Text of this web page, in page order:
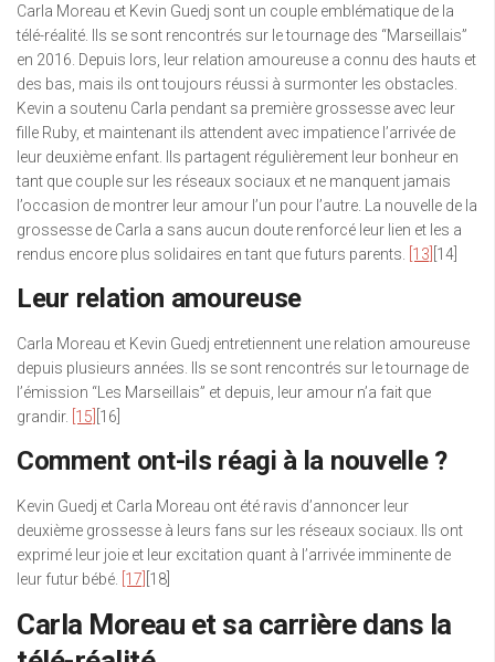
Carla Moreau et Kevin Guedj sont un couple emblématique de la
télé-réalité. Ils se sont rencontrés sur le tournage des “Marseillais”
en 2016. Depuis lors, leur relation amoureuse a connu des hauts et
des bas, mais ils ont toujours réussi à surmonter les obstacles.
Kevin a soutenu Carla pendant sa première grossesse avec leur
fille Ruby, et maintenant ils attendent avec impatience l’arrivée de
leur deuxième enfant. Ils partagent régulièrement leur bonheur en
tant que couple sur les réseaux sociaux et ne manquent jamais
l’occasion de montrer leur amour l’un pour l’autre. La nouvelle de la
grossesse de Carla a sans aucun doute renforcé leur lien et les a
rendus encore plus solidaires en tant que futurs parents.
[13] [14]
Leur relation amoureuse
Carla Moreau et Kevin Guedj entretiennent une relation amoureuse
depuis plusieurs années. Ils se sont rencontrés sur le tournage de
l’émission “Les Marseillais” et depuis, leur amour n’a fait que
grandir. [15] [16]
Comment ont-ils réagi à la nouvelle ?
Kevin Guedj et Carla Moreau ont été ravis d’annoncer leur
deuxième grossesse à leurs fans sur les réseaux sociaux. Ils ont
exprimé leur joie et leur excitation quant à l’arrivée imminente de
leur futur bébé.
[17] [18]
Carla Moreau et sa carrière dans la